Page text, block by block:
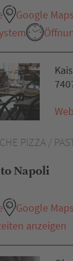
Google Maps
PIZZA /
Napoli
Google Maps
anzeigen